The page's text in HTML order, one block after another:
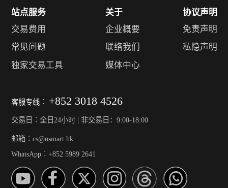
站点服务
交易费用
常见问题
独家交易工具
关于
企业概要
联络我们
媒体中心
协议声明
免责声明
私隐声明
客服专线︰ +852 3018 4526
交易日︰全日24小时 | 非交易日：9:00-18:00
邮箱︰cs@usmart.hk
WhatsApp︰+852 5989 2641